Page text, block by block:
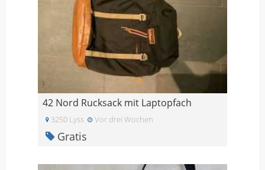
42 Nord Rucksack mit Laptopfach
3250 Lyss Vor drei Wochen
Gratis